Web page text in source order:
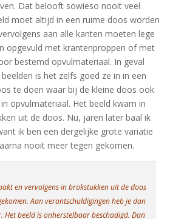
Dat belooft sowieso nooit veel
moet altijd in een ruime doos worden
aan alle kanten moeten lege
opgevuld met krantenproppen of met
bestemd opvulmateriaal. In geval
is het zelfs goed ze in in een
te doen waar bij de kleine doos ook
opvulmateriaal. Het beeld kwam in
uit de doos. Nu, jaren later baal ik
ik ben een dergelijke grote variatie
nooit meer tegen gekomen.
en vervolgens in brokstukken uit de doos
Aan verontschuldigingen heb je dan
Het beeld is onherstelbaar beschadigd. Dan